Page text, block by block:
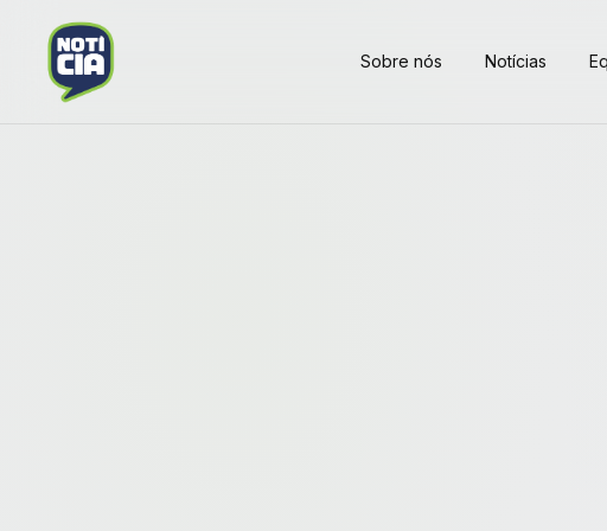
Sobre nós Notícias